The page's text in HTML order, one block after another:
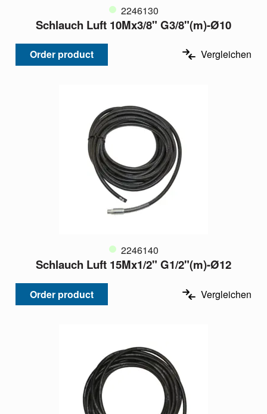
2246130
Schlauch Luft 10Mx3/8" G3/8"(m)-Ø10
Order product Vergleichen
2246140
Schlauch Luft 15Mx1/2" G1/2"(m)-Ø12
Order product Vergleichen